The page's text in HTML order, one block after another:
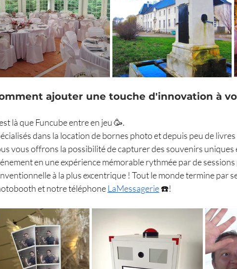
ajouter une touche d'innovation à
là que Funcube entre en jeu 🥳.
dans la location de bornes photo et depuis peu de
vous offrons la possibilité de capturer des souvenirs
en une expérience mémorable rythmée par de
à la plus excentrique ! Tout le monde termine par
et notre téléphone LaMessagerie ☎️​!